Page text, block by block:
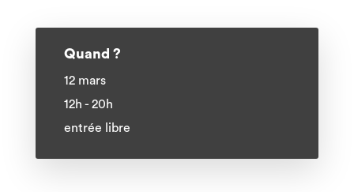
Quand ?
12 mars
12h - 20h
entrée libre